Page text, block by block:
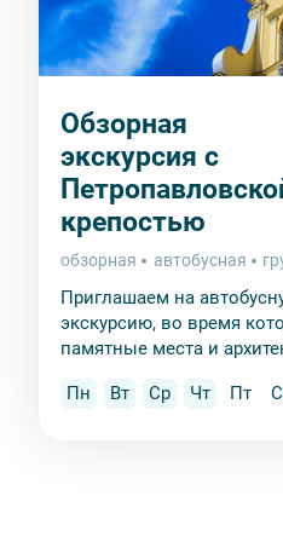
Обзорная
экскурсия с
крепостью
обзорная автобусная
Приглашаем на
экскурсию, во время
памятные места и
Петропавловскую
Пн Вт Ср Чт Пт